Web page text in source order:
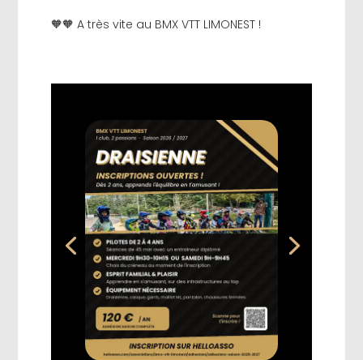
🧡🧡 A très vite au BMX VTT LIMONEST !